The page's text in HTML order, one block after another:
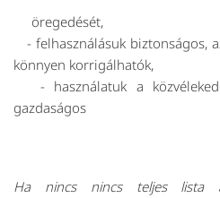
öregedését,
- felhasználásuk biztonságos,
könnyen korrigálhatók,
- használatuk a
gazdaságos
Ha nincs nincs teljes lista